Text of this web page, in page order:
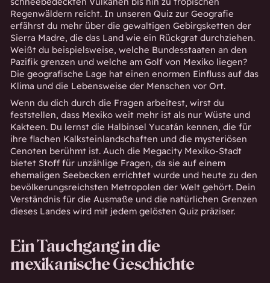
Regenwäldern reicht. In unseren Quiz zur Geografie
erfährst du mehr über die gewaltigen Gebirgsketten der
Sierra Madre, die das Land wie ein Rückgrat durchziehen.
Weißt du beispielsweise, welche Bundesstaaten an den
Pazifik grenzen und welche am Golf von Mexiko liegen?
Die geografische Lage hat einen enormen Einfluss auf das
Klima und die Lebensweise der Menschen vor Ort.
Wenn du dich durch die Fragen arbeitest, wirst du
feststellen, dass Mexiko weit mehr ist als nur Wüste und
Kakteen. Du lernst die Halbinsel Yucatán kennen, die für
ihre flachen Kalksteinlandschaften und die mysteriösen
Cenoten berühmt ist. Auch die Megacity Mexiko-Stadt
bietet Stoff für unzählige Fragen, da sie auf einem
ehemaligen Seebecken errichtet wurde und heute zu den
bevölkerungsreichsten Metropolen der Welt gehört. Dein
Verständnis für die Ausmaße und die natürlichen Grenzen
dieses Landes wird mit jedem gelösten Quiz präziser.
Ein Tauchgang in die
mexikanische Geschichte